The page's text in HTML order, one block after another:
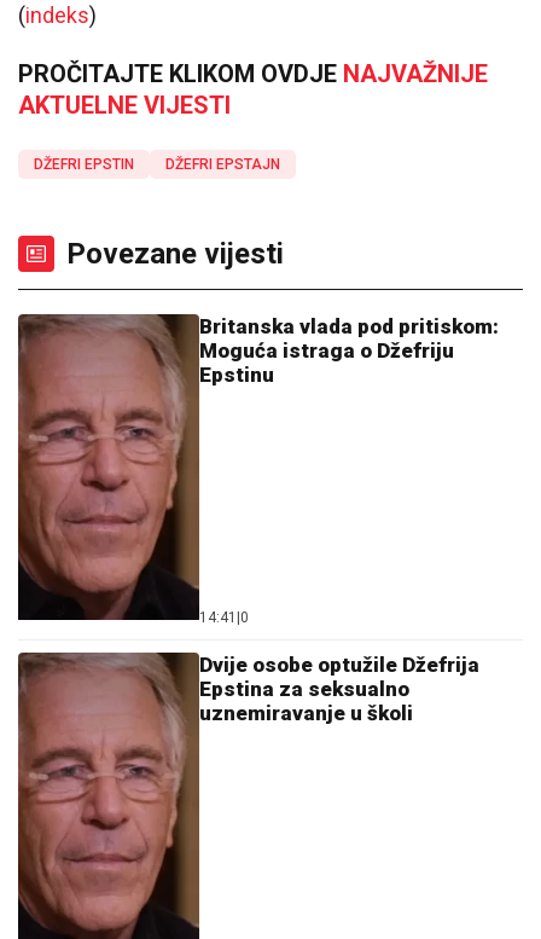
(indeks)
PROČITAJTE KLIKOM OVDJE NAJVAŽNIJE
AKTUELNE VIJESTI
DŽEFRI EPSTIN DŽEFRI EPSTAJN
Povezane vijesti
Britanska vlada pod pritiskom:
Moguća istraga o Džefriju
Epstinu
14:41 0
Dvije osobe optužile Džefrija
Epstina za seksualno
uznemiravanje u školi